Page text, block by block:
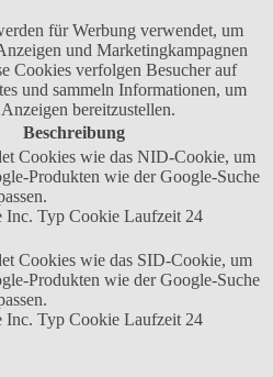
für Werbung verwendet, um
und Marketingkampagnen
Cookies verfolgen Besucher auf
und sammeln Informationen, um
Anzeigen bereitzustellen.
Beschreibung
Cookies wie das NID-Cookie, um
Produkten wie der Google-Suche
Inc. Typ Cookie Laufzeit 24
Cookies wie das SID-Cookie, um
Produkten wie der Google-Suche
Inc. Typ Cookie Laufzeit 24